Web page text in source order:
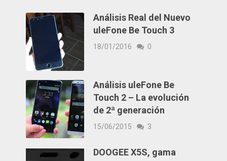
Análisis Real del Nuevo
uleFone Be Touch 3
18/01/2016 0
Análisis uleFone Be
Touch 2 – La evolución
de 2ª generación
15/06/2015 3
DOOGEE X5S, gama